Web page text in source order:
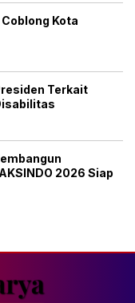
Kota
Terkait
2026 Siap